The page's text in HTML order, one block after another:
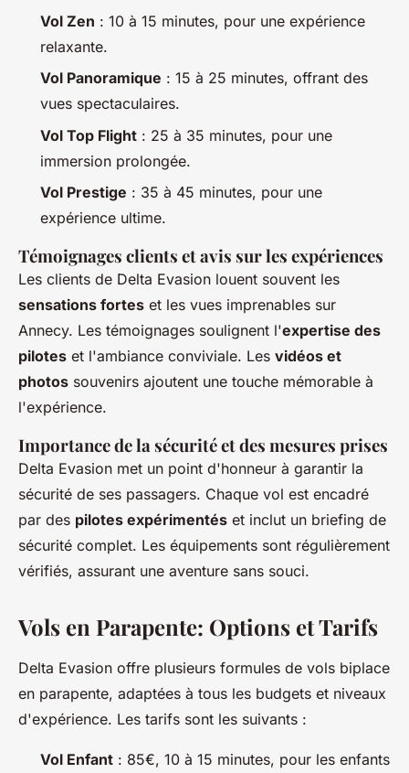
Vol Zen : 10 à 15 minutes, pour une expérience
relaxante.
Vol Panoramique : 15 à 25 minutes, offrant des
vues spectaculaires.
Vol Top Flight : 25 à 35 minutes, pour une
immersion prolongée.
Vol Prestige : 35 à 45 minutes, pour une
expérience ultime.
Témoignages clients et avis sur les expériences
Les clients de Delta Evasion louent souvent les
sensations fortes et les vues imprenables sur
Annecy. Les témoignages soulignent l'expertise des
pilotes et l'ambiance conviviale. Les vidéos et
photos souvenirs ajoutent une touche mémorable à
l'expérience.
Importance de la sécurité et des mesures prises
Delta Evasion met un point d'honneur à garantir la
sécurité de ses passagers. Chaque vol est encadré
par des pilotes expérimentés et inclut un briefing de
sécurité complet. Les équipements sont régulièrement
vérifiés, assurant une aventure sans souci.
Vols en Parapente: Options et Tarifs
Delta Evasion offre plusieurs formules de vols biplace
en parapente, adaptées à tous les budgets et niveaux
d'expérience. Les tarifs sont les suivants :
Vol Enfant : 85€, 10 à 15 minutes, pour les enfants